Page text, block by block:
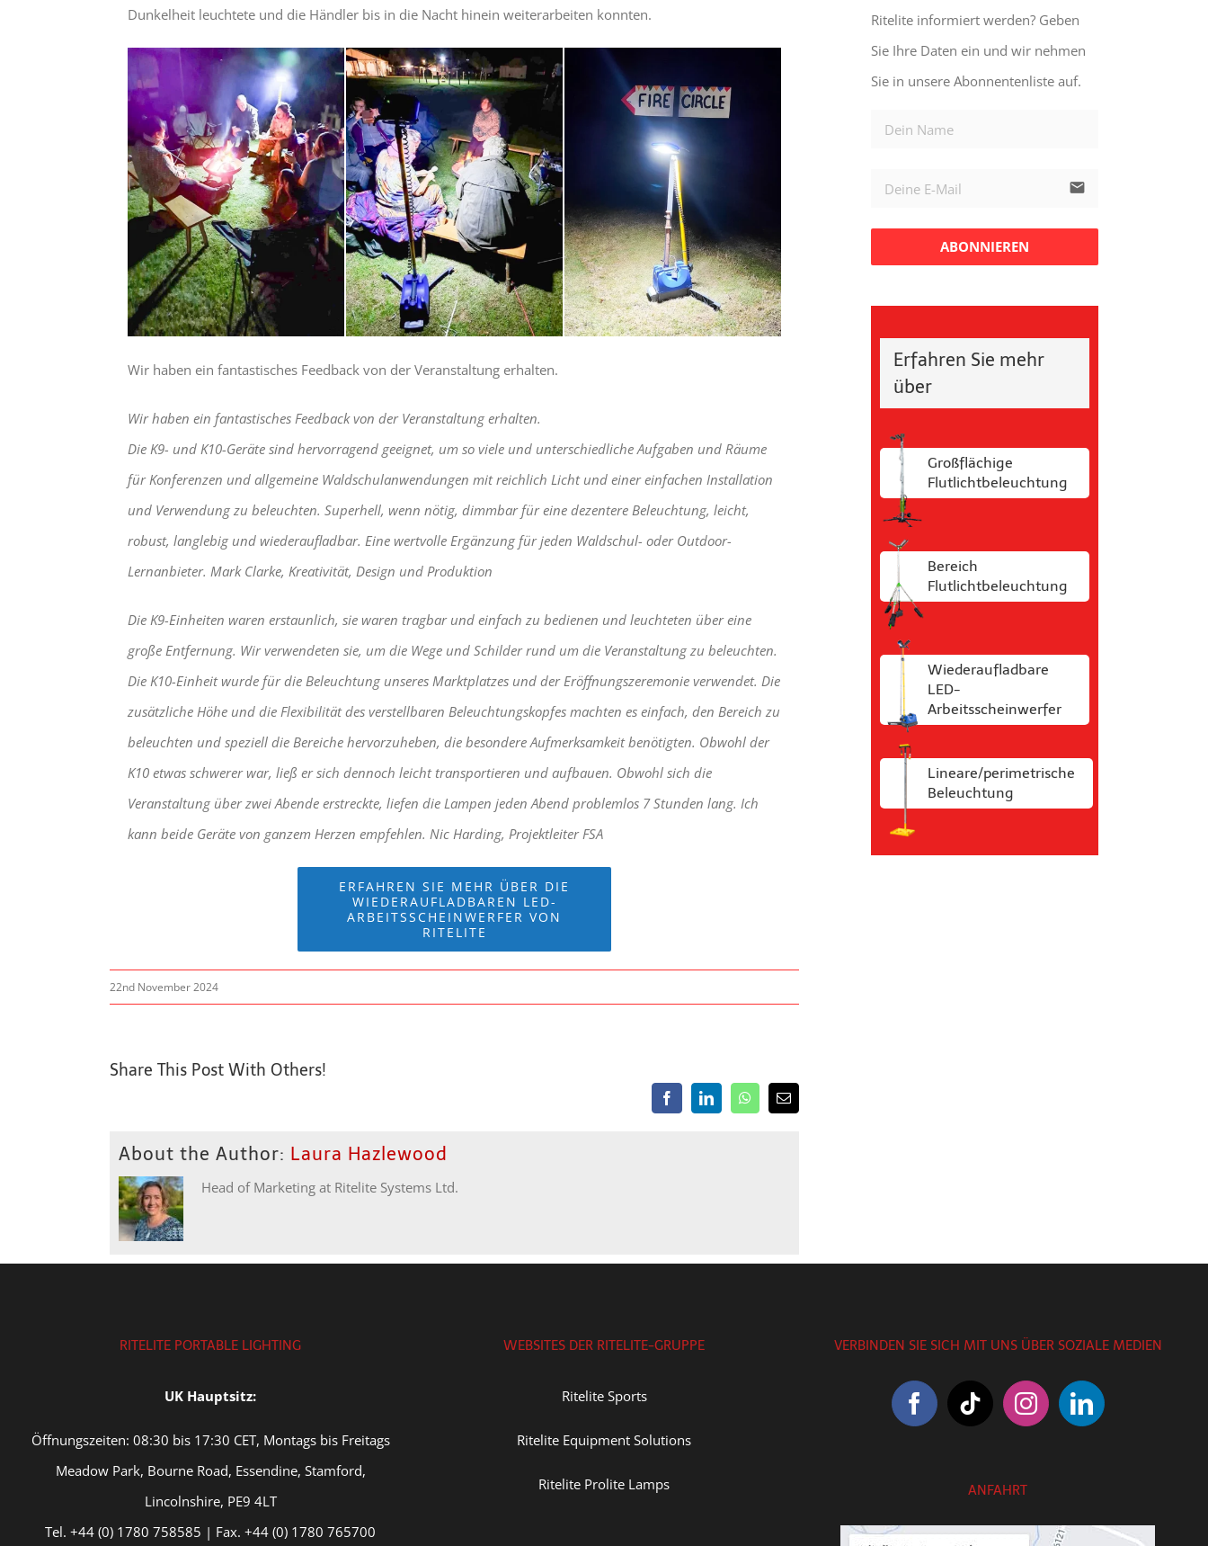
Dunkelheit leuchtete und die Händler bis in die Nacht hinein weiterarbeiten konnten.
Wir haben ein fantastisches Feedback von der Veranstaltung erhalten.
Wir haben ein fantastisches Feedback von der Veranstaltung erhalten.
Die K9- und K10-Geräte sind hervorragend geeignet, um so viele und unterschiedliche Aufgaben und Räume
für Konferenzen und allgemeine Waldschulanwendungen mit reichlich Licht und einer einfachen Installation
und Verwendung zu beleuchten. Superhell, wenn nötig, dimmbar für eine dezentere Beleuchtung, leicht,
robust, langlebig und wiederaufladbar. Eine wertvolle Ergänzung für jeden Waldschul- oder Outdoor-
Lernanbieter. Mark Clarke, Kreativität, Design und Produktion
Die K9-Einheiten waren erstaunlich, sie waren tragbar und einfach zu bedienen und leuchteten über eine
große Entfernung. Wir verwendeten sie, um die Wege und Schilder rund um die Veranstaltung zu beleuchten.
Die K10-Einheit wurde für die Beleuchtung unseres Marktplatzes und der Eröffnungszeremonie verwendet. Die
zusätzliche Höhe und die Flexibilität des verstellbaren Beleuchtungskopfes machten es einfach, den Bereich zu
beleuchten und speziell die Bereiche hervorzuheben, die besondere Aufmerksamkeit benötigten. Obwohl der
K10 etwas schwerer war, ließ er sich dennoch leicht transportieren und aufbauen. Obwohl sich die
Veranstaltung über zwei Abende erstreckte, liefen die Lampen jeden Abend problemlos 7 Stunden lang. Ich
kann beide Geräte von ganzem Herzen empfehlen. Nic Harding, Projektleiter FSA
ERFAHREN SIE MEHR ÜBER DIE
WIEDERAUFLADBAREN LED-
ARBEITSSCHEINWERFER VON
RITELITE
22nd November 2024
Share This Post With Others!
FacebookLinkedInWhatsApp
Email
About the Author: Laura Hazlewood
Head of Marketing at Ritelite Systems Ltd.
Ritelite informiert werden? Geben
Sie Ihre Daten ein und wir nehmen
Sie in unsere Abonnentenliste auf.
email
ABONNIEREN
Erfahren Sie mehr
über
Großflächige
Flutlichtbeleuchtung
Bereich
Flutlichtbeleuchtung
Wiederaufladbare
LED-
Arbeitsscheinwerfer
Lineare/perimetrische
Beleuchtung
RITELITE PORTABLE LIGHTING
UK Hauptsitz:
Öffnungszeiten: 08:30 bis 17:30 CET, Montags bis Freitags
Meadow Park, Bourne Road, Essendine, Stamford,
Lincolnshire, PE9 4LT
Tel. +44 (0) 1780 758585 | Fax. +44 (0) 1780 765700
WEBSITES DER RITELITE-GRUPPE
Ritelite Sports
Ritelite Equipment Solutions
Ritelite Prolite Lamps
VERBINDEN SIE SICH MIT UNS ÜBER SOZIALE MEDIEN
ANFAHRT